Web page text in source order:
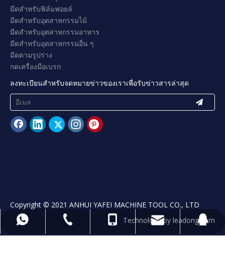
3. แบบฟอร์มพิเศษกด Brake Tooling
(สามารถปรับแต่งตามรูปวาดหรือชิ้น
งาน)
บริษัท Yafei สามารถจัดหามาตรฐานและการ
ออกแบบที่กำหนดเองสำหรับการดัดพิเศษ
ตัวอย่างเช่น: Offset, Off Center Curl, Hat
Channel, Radius Rib, ON Balanced Bend, U-
+ 86 13965541302
+865556071185
+ 86 13965541302
yafeiblade@hotmail.com
89406822